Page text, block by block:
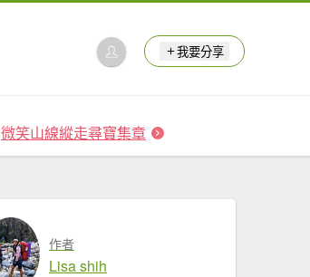
我要分享
微笑山線縱走尋寶集章
作者
Lisa shih